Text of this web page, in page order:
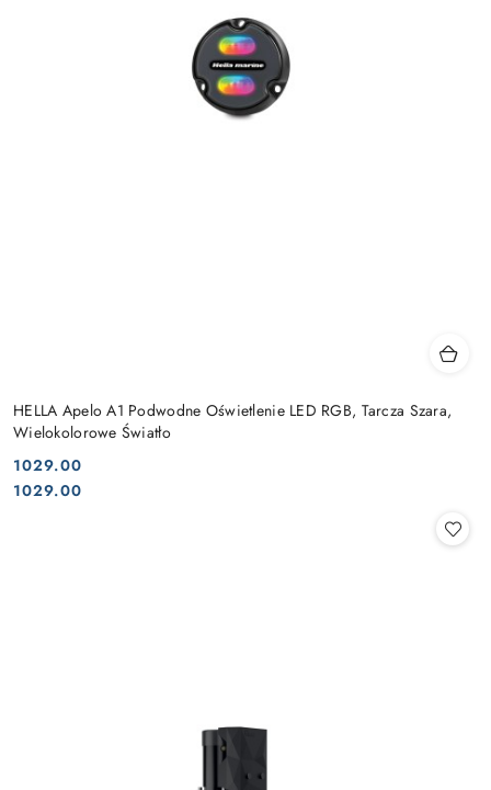
HELLA Apelo A1 Podwodne Oświetlenie LED RGB, Tarcza Szara,
Wielokolorowe Światło
Cena:
1029.00
Cena:
1029.00